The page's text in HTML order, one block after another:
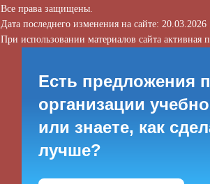
Все права защищены.
Дата последнего изменения на сайте: 20.03.2026
При использовании материалов сайта активная
Есть предложения
организации
или знаете, как
лучше?